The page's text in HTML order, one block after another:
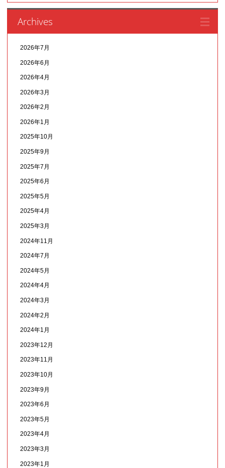
Archives
2026年7月
2026年6月
2026年4月
2026年3月
2026年2月
2026年1月
2025年10月
2025年9月
2025年7月
2025年6月
2025年5月
2025年4月
2025年3月
2024年11月
2024年7月
2024年5月
2024年4月
2024年3月
2024年2月
2024年1月
2023年12月
2023年11月
2023年10月
2023年9月
2023年6月
2023年5月
2023年4月
2023年3月
2023年1月